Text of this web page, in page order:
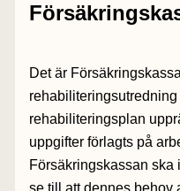
Det är
rehabiliteringsplan
uppgifter förlagts på
Försäkringskassan ska